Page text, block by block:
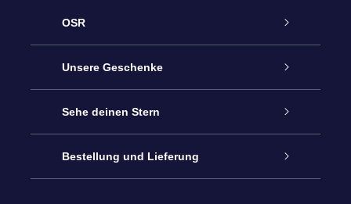
OSR
Service
Kontakt
Blog
Unsere Geschenke
Sterne schenken
OSR-Geschenkpaket
Sehe deinen Stern
Sternregister
Bestellung und Lieferung